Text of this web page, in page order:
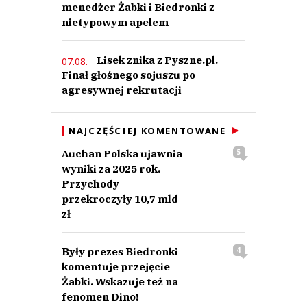
menedżer Żabki i Biedronki z
nietypowym apelem
07.08.
Lisek znika z Pyszne.pl.
Finał głośnego sojuszu po
agresywnej rekrutacji
NAJCZĘŚCIEJ KOMENTOWANE
Auchan Polska ujawnia
wyniki za 2025 rok.
Przychody
przekroczyły 10,7 mld
zł
5
Były prezes Biedronki
komentuje przejęcie
Żabki. Wskazuje też na
fenomen Dino!
4